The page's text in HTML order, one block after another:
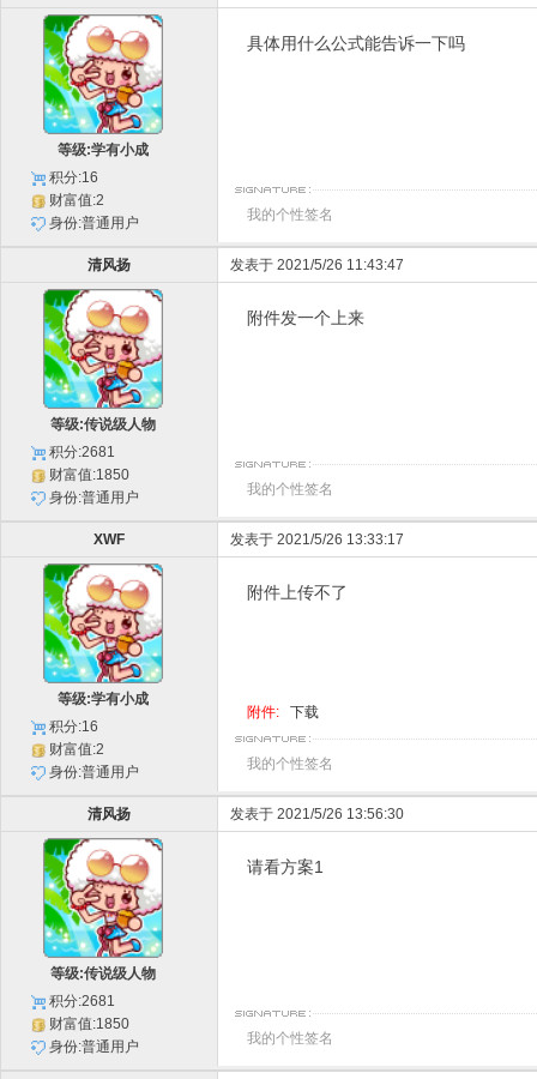
等级:学有小成
积分:16
财富值:2
身份:普通用户
具体用什么公式能告诉一下吗
我的个性签名
清风扬 发表于 2021/5/26 11:43:47
等级:传说级人物
积分:2681
财富值:1850
身份:普通用户
附件发一个上来
我的个性签名
XWF 发表于 2021/5/26 13:33:17
等级:学有小成
积分:16
财富值:2
身份:普通用户
附件上传不了
附件: 下载
我的个性签名
清风扬 发表于 2021/5/26 13:56:30
等级:传说级人物
积分:2681
财富值:1850
身份:普通用户
请看方案1
我的个性签名